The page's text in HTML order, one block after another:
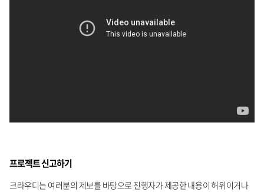
프로젝트 신고하기
크라우디는 여러분의 제보를 바탕으로 진행자가 제공한 내용이 허위이거나